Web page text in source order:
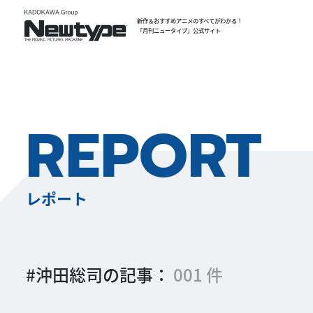
新作＆おすすめアニメのすべてがわかる！
「月刊ニュータイプ」公式サイト
REPORT
レポート
#沖田総司の記事： 001 件